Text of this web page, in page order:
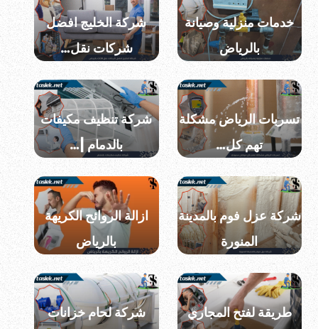
خدمات منزلية وصيانة
بالرياض
شركة الخليج افضل
شركات نقل…
تسربات الرياض مشكلة
تهم كل…
شركة تنظيف مكيفات
بالدمام |…
شركة عزل فوم بالمدينة
المنورة
ازالة الروائح الكريهة
بالرياض
طريقة لفتح المجاري
شركة لحام خزانات